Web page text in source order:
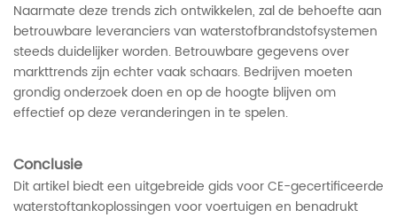
Naarmate deze trends zich ontwikkelen, zal de behoefte aan
betrouwbare leveranciers van waterstofbrandstofsystemen
steeds duidelijker worden. Betrouwbare gegevens over
markttrends zijn echter vaak schaars. Bedrijven moeten
grondig onderzoek doen en op de hoogte blijven om
effectief op deze veranderingen in te spelen.
Conclusie
Dit artikel biedt een uitgebreide gids voor CE-gecertificeerde
waterstoftankoplossingen voor voertuigen en benadrukt